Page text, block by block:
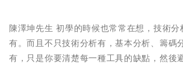
陳澤坤先生 初學的時候也常常在想，技術
有。而且不只技術分析有，基本分析、籌碼
有，只是你要清楚每一種工具的缺點，然後